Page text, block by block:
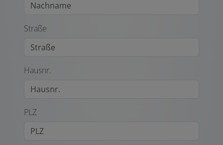
Straße
Hausnr.
PLZ